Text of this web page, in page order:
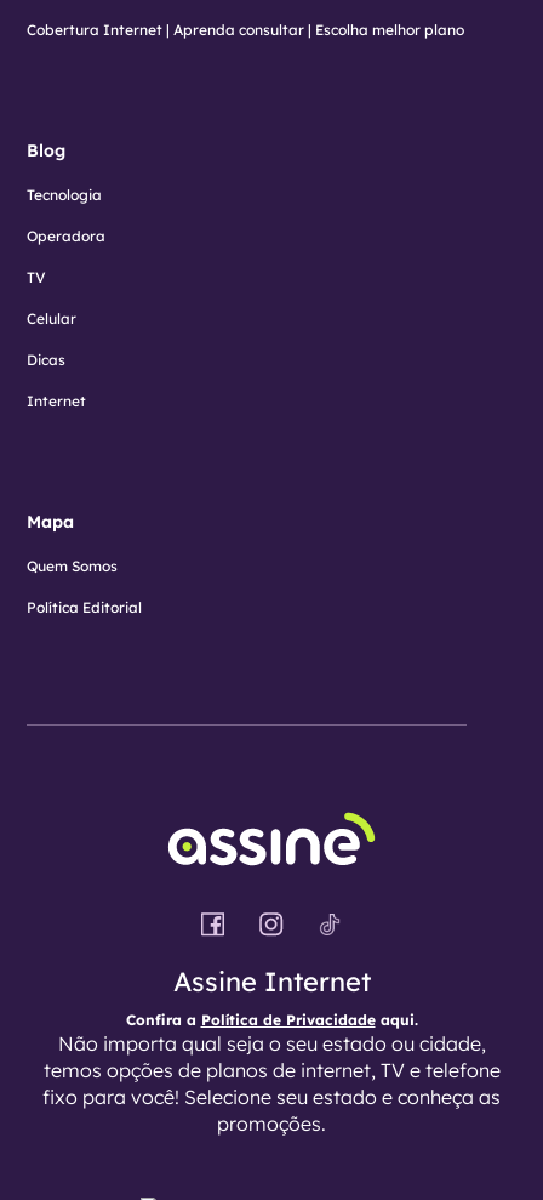
Cobertura Internet | Aprenda consultar | Escolha melhor plano
Blog
Tecnologia
Operadora
TV
Celular
Dicas
Internet
Mapa
Quem Somos
Política Editorial
Assine Internet
Confira a Política de Privacidadeaqui.
Não importa qual seja o seu estado ou cidade,
temos opções de planos de internet, TV e telefone
fixo para você! Selecione seu estado e conheça as
promoções.